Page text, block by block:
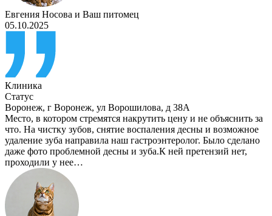
Евгения Носова и Ваш питомец
05.10.2025
Клиника
Статус
Воронеж, г Воронеж, ул Ворошилова, д 38А
Место, в котором стремятся накрутить цену и не объяснить за
что. На чистку зубов, снятие воспаления десны и возможное
удаление зуба направила наш гастроэнтеролог. Было сделано
даже фото проблемной десны и зуба.К ней претензий нет,
проходили у нее…